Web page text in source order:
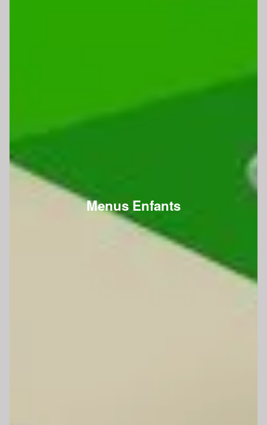
Menus Enfants